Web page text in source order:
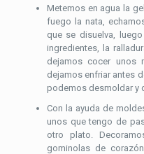
Metemos en agua la
fuego la nata,
que se disuelva,
ingredientes, la
dejamos cocer unos
dejamos enfriar antes
podemos desmoldar y
Con la ayuda de
unos que tengo de
otro plato.
gominolas de